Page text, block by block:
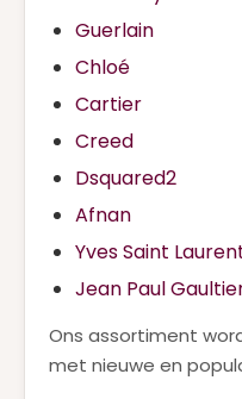
Guerlain
Chloé
Cartier
Creed
Dsquared2
Afnan
Yves Saint
Jean Paul
Ons assortiment
met nieuwe en